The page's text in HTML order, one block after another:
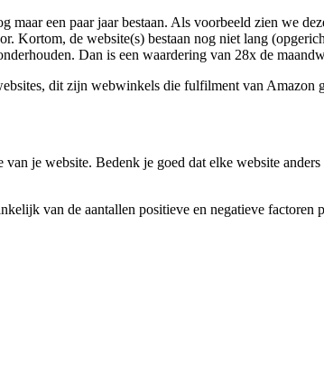
maar een paar jaar bestaan. Als voorbeeld zien we
Kortom, de website(s) bestaan nog niet lang
Dan is een waardering van 28x de
dit zijn webwinkels die fulfilment van Amazon
je website. Bedenk je goed dat elke website
van de aantallen positieve en negatieve factoren